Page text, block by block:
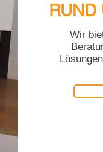
RUND
Wir